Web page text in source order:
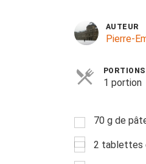
AUTEUR
Pierre-
PORTIONS
1 portion
70 g de
2 tablettes